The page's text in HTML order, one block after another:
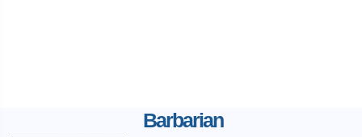
Barbarian